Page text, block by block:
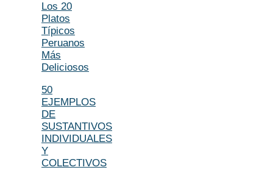
Los 20
Platos
Típicos
Peruanos
Más
Deliciosos
50
EJEMPLOS
DE
SUSTANTIVOS
INDIVIDUALES
Y
COLECTIVOS